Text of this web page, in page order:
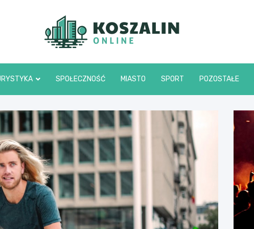
SPOŁECZNOŚĆ MIASTO SPORT POZOSTAŁE